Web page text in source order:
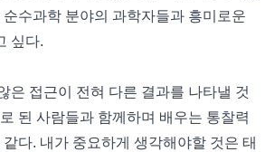
수과학 분야의 과학자들과 흥미로운
싶다.
은 접근이 전혀 다른 결과를 나타낼 것
된 사람들과 함께하며 배우는 통찰력
다. 내가 중요하게 생각해야할 것은 태